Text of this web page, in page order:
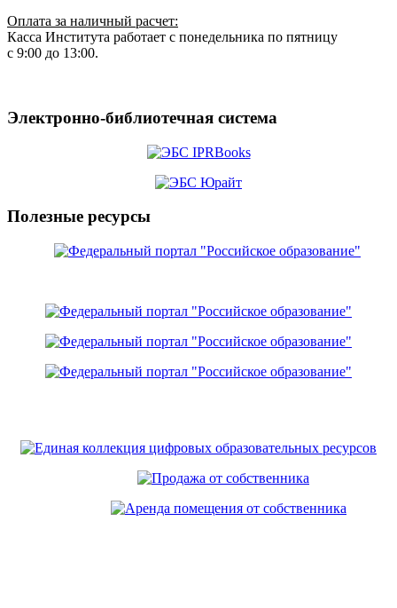
Оплата за наличный расчет:
Касса Института работает с понедельника по пятницу
с 9:00 до 13:00.
Электронно-библиотечная система
Полезные ресурсы